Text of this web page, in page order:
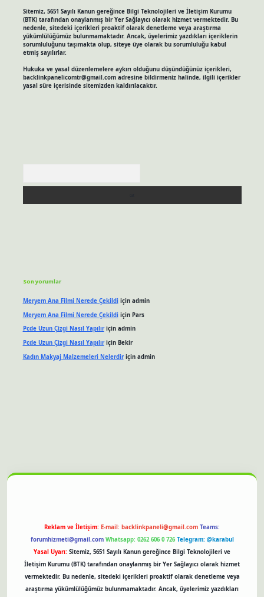
Sitemiz, 5651 Sayılı Kanun gereğince Bilgi Teknolojileri ve İletişim Kurumu
(BTK) tarafından onaylanmış bir Yer Sağlayıcı olarak hizmet vermektedir. Bu
nedenle, sitedeki içerikleri proaktif olarak denetleme veya araştırma
yükümlülüğümüz bulunmamaktadır. Ancak, üyelerimiz yazdıkları içeriklerin
sorumluluğunu taşımakta olup, siteye üye olarak bu sorumluluğu kabul
etmiş sayılırlar.
Hukuka ve yasal düzenlemelere aykırı olduğunu düşündüğünüz içerikleri,
backlinkpanelicomtr@gmail.comadresine bildirmeniz halinde, ilgili içerikler
yasal süre içerisinde sitemizden kaldırılacaktır.
Son yorumlar
Meryem Ana Filmi Nerede Çekildiiçin admin
Meryem Ana Filmi Nerede Çekildiiçin Pars
Pcde Uzun Çizgi Nasıl Yapılıriçin admin
Pcde Uzun Çizgi Nasıl Yapılıriçin Bekir
Kadın Makyaj Malzemeleri Nelerdiriçin admin
Reklam ve İletişim: E-mail: backlinkpaneli@gmail.com Teams:
forumhizmeti@gmail.com Whatsapp: 0262 606 0 726 Telegram: @karabul
Yasal Uyarı: Sitemiz, 5651 Sayılı Kanun gereğince Bilgi Teknolojileri ve
İletişim Kurumu (BTK) tarafından onaylanmış bir Yer Sağlayıcı olarak hizmet
vermektedir. Bu nedenle, sitedeki içerikleri proaktif olarak denetleme veya
araştırma yükümlülüğümüz bulunmamaktadır. Ancak, üyelerimiz yazdıkları